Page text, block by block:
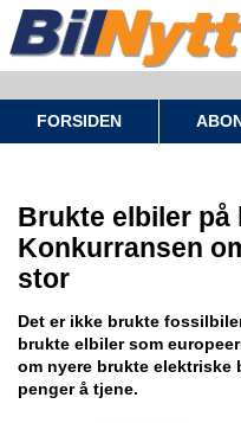
FORSIDEN
Brukte elbiler
Konkurransen
stor
Det er ikke brukte
brukte elbiler som
om nyere brukte elektriske
penger å tjene.